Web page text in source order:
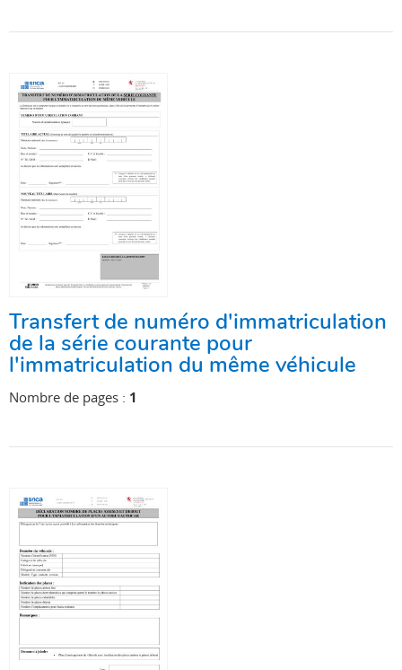
Transfert de numéro d'immatriculation
de la série courante pour
l'immatriculation du même véhicule
Nombre de pages : 1